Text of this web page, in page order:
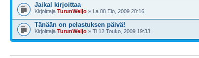
Jaikal kirjoittaa
Kirjoittaja TurunWeijo » La 08 Elo, 2009 20:16
Tänään on pelastuksen päivä!
Kirjoittaja TurunWeijo » Ti 12 Touko, 2009 19:33